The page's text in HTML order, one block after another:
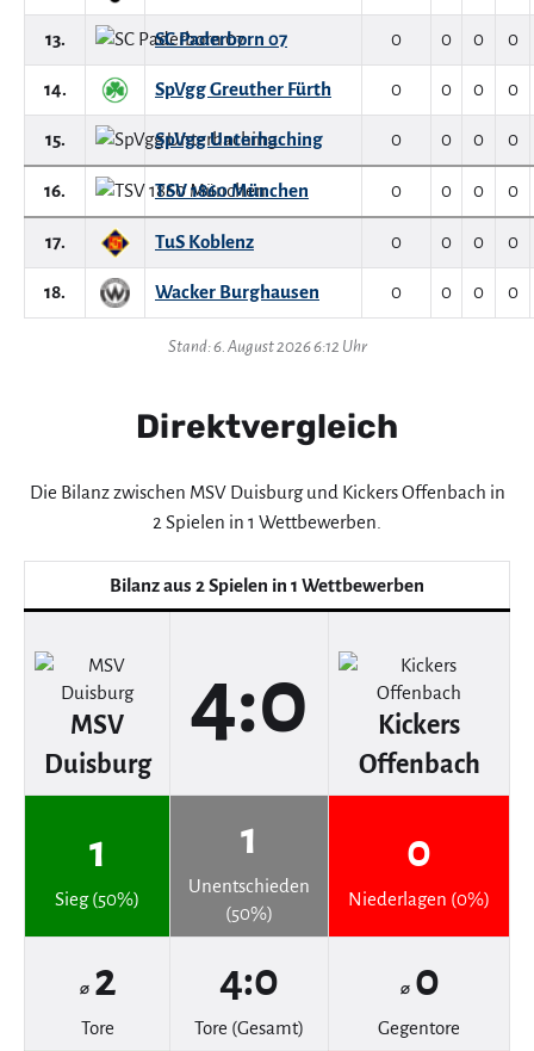
13. SC Paderborn 07 0 0 0 0
14. SpVgg Greuther Fürth 0 0 0 0
15. SpVgg Unterhaching 0 0 0 0
16. TSV 1860 München 0 0 0 0
17. TuS Koblenz 0 0 0 0
18. Wacker Burghausen 0 0 0 0
Stand: 6. August 2026 6:12 Uhr
Direktvergleich
Die Bilanz zwischen MSV Duisburg und Kickers Offenbach in
2 Spielen in 1 Wettbewerben.
Bilanz aus 2 Spielen in 1 Wettbewerben
MSV
Duisburg
4:0
Kickers
Offenbach
1
Sieg (50%)
1
Unentschieden
(50%)
0
Niederlagen (0%)
⌀ 2
Tore
4:0
Tore (Gesamt)
⌀ 0
Gegentore